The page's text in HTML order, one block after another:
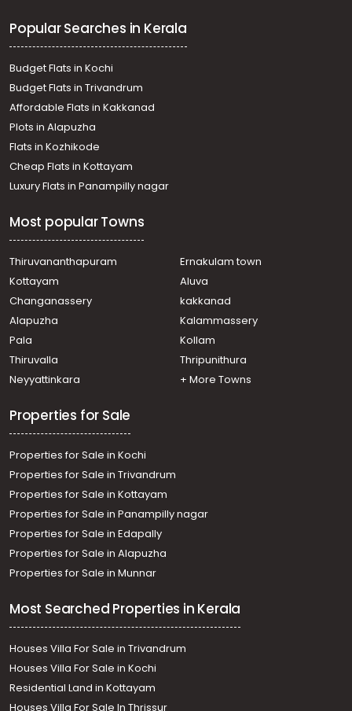
Residential House Villa for Sale in Kollam, Kollam, Ayathil
Residential House Villa for Sale in Kollam, Kollam,
Thrikkadavoor
Residential House Villa for Sale in Kollam, Kollam,
Kilikkolloor
Residential House Villa for Sale in Kollam, Kollam, Kundara
Residential House Villa for Sale in Kollam, Kollam, Kundara
Residential House Villa for Sale in Kollam, Kollam,
Kilikkolloor
Residential House Villa for Sale in Kollam, Kollam, Karicode
Popular Searches in Kerala
Budget Flats in Kochi
Budget Flats in Trivandrum
Affordable Flats in Kakkanad
Plots in Alapuzha
Flats in Kozhikode
Cheap Flats in Kottayam
Luxury Flats in Panampilly nagar
Most popular Towns
Thiruvananthapuram
Ernakulam town
Kottayam
Aluva
Changanassery
kakkanad
Alapuzha
Kalammassery
Pala
Kollam
Thiruvalla
Thripunithura
Neyyattinkara
+ More Towns
Properties for Sale
Properties for Sale in Kochi
Properties for Sale in Trivandrum
Properties for Sale in Kottayam
Properties for Sale in Panampilly nagar
Properties for Sale in Edapally
Properties for Sale in Alapuzha
Properties for Sale in Munnar
Most Searched Properties in Kerala
Houses Villa For Sale in Trivandrum
Houses Villa For Sale in Kochi
Residential Land in Kottayam
Houses Villa For Sale In Thrissur